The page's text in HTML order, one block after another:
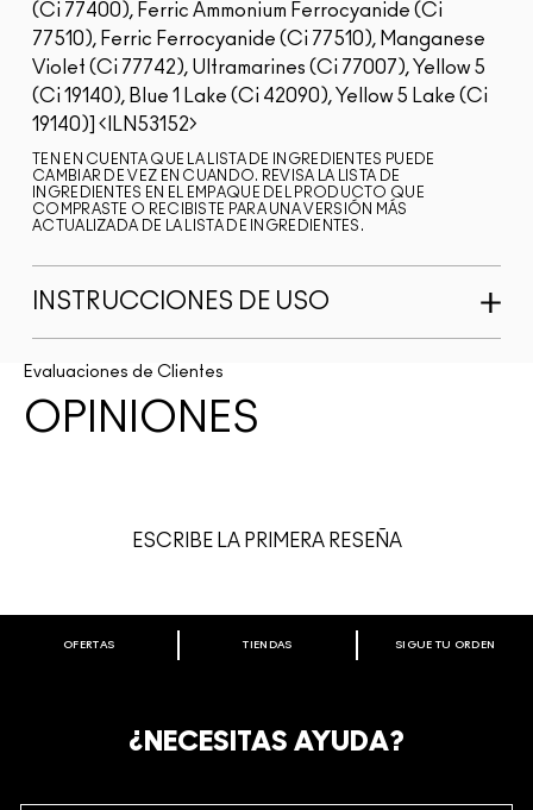
(Ci 77400), Ferric Ammonium Ferrocyanide (Ci
77510), Ferric Ferrocyanide (Ci 77510), Manganese
Violet (Ci 77742), Ultramarines (Ci 77007), Yellow 5
(Ci 19140), Blue 1 Lake (Ci 42090), Yellow 5 Lake (Ci
19140)]
ILN53152
TEN EN CUENTA QUE LA LISTA DE INGREDIENTES PUEDE
CAMBIAR DE VEZ EN CUANDO. REVISA LA LISTA DE
INGREDIENTES EN EL EMPAQUE DEL PRODUCTO QUE
COMPRASTE O RECIBISTE PARA UNA VERSIÓN MÁS
ACTUALIZADA DE LA LISTA DE INGREDIENTES.
INSTRUCCIONES DE USO
Evaluaciones de Clientes
OPINIONES
ESCRIBE LA PRIMERA RESEÑA
BIENVENIDO A M·A·C COSMETICS
REGÍSTRATE AHORA PARA RECIBIR INFORMACIÓN
OFERTAS TIENDAS SIGUE TU ORDEN
¿NECESITAS AYUDA?